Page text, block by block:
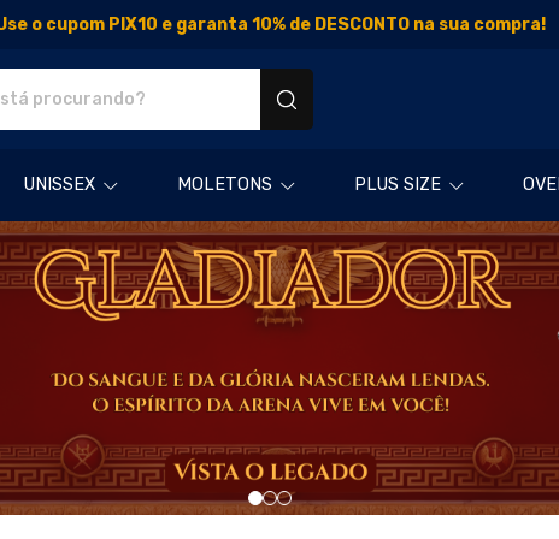
o cupom PIX10 e garanta 10% de DESCONTO na sua compra!
UNISSEX MOLETONS PLUS SIZE